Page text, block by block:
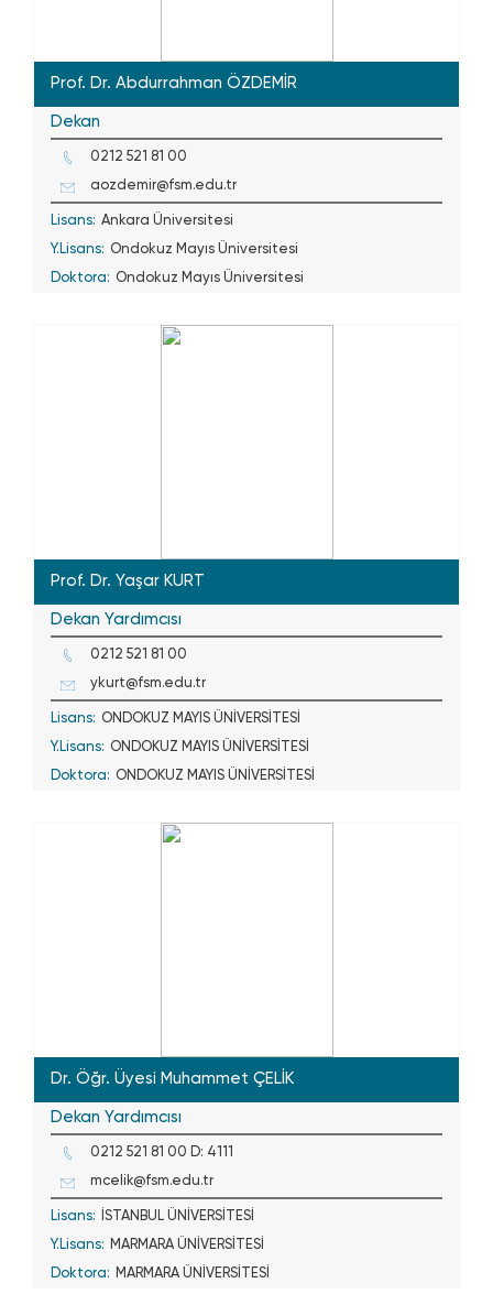
Prof. Dr. Abdurrahman ÖZDEMİR
Dekan
0212 521 81 00
aozdemir@fsm.edu.tr
Lisans: Ankara Üniversitesi
Y.Lisans: Ondokuz Mayıs Üniversitesi
Doktora: Ondokuz Mayıs Üniversitesi
Prof. Dr. Yaşar KURT
Dekan Yardımcısı
0212 521 81 00
ykurt@fsm.edu.tr
Lisans: ONDOKUZ MAYIS ÜNİVERSİTESİ
Y.Lisans: ONDOKUZ MAYIS ÜNİVERSİTESİ
Doktora: ONDOKUZ MAYIS ÜNİVERSİTESİ
Dr. Öğr. Üyesi Muhammet ÇELİK
Dekan Yardımcısı
0212 521 81 00 D: 4111
mcelik@fsm.edu.tr
Lisans: İSTANBUL ÜNİVERSİTESİ
Y.Lisans: MARMARA ÜNİVERSİTESİ
Doktora: MARMARA ÜNİVERSİTESİ